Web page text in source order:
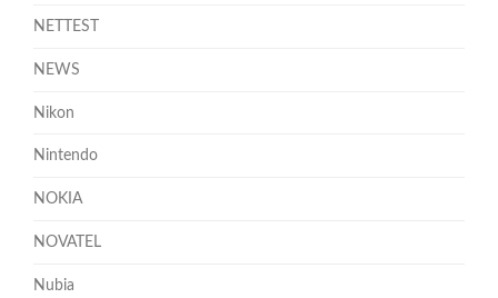
NETTEST
NEWS
Nikon
Nintendo
NOKIA
NOVATEL
Nubia